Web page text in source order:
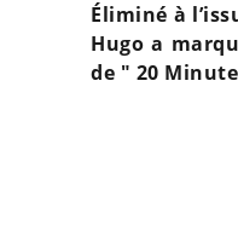
Éliminé à
Hugo a
de " 20